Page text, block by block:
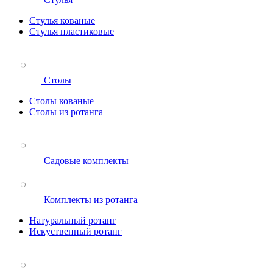
Стулья кованые
Стулья пластиковые
Столы
Столы кованые
Столы из ротанга
Садовые комплекты
Комплекты из ротанга
Натуральный ротанг
Искуственный ротанг